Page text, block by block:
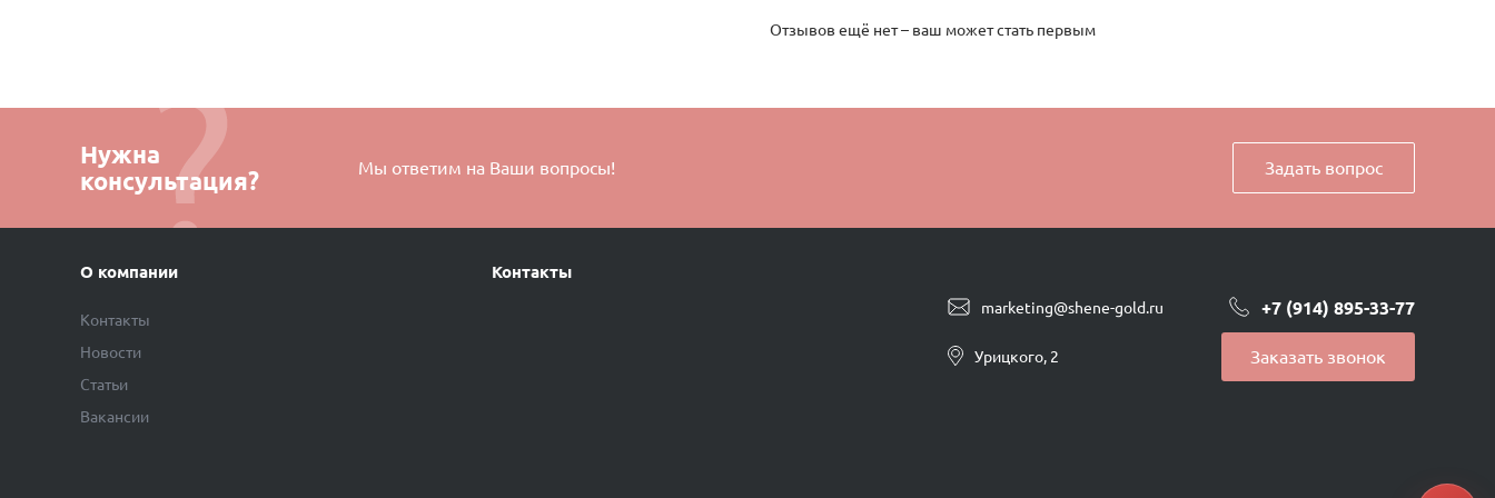
Отзывов ещё нет – ваш может стать первым
Нужна
консультация?
Мы ответим на Ваши вопросы! Задать вопрос
О компании
Контакты
Новости
Статьи
Вакансии
Контакты
marketing@shene-gold.ru +7 (914) 895-33-77
Урицкого, 2 Заказать звонок